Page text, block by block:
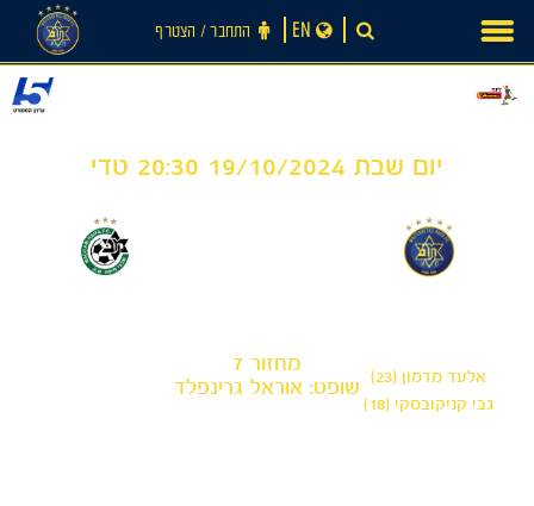
content
התחבר ‪/‬ הצטרף EN
יום שבת 19/10/2024 20:30 טדי
אלעד מדמון (23)
גבי קניקובסקי (18)
מחזור 7
שופט: אוראל גרינפלד